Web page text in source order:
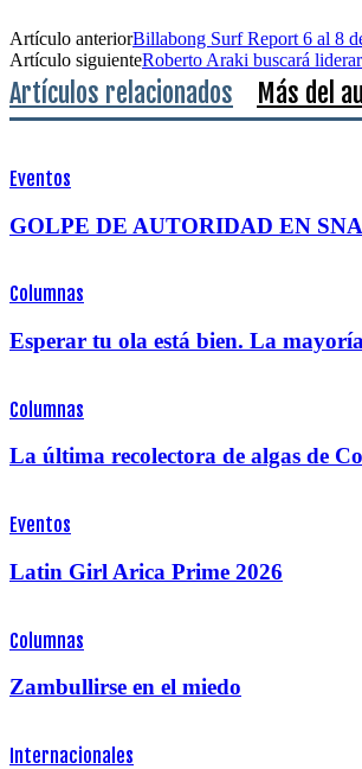
Artículo anteriorBillabong Surf Report 6 al 8
Artículo siguienteRoberto Araki buscará
Artículos relacionados Más del
Eventos
GOLPE DE AUTORIDAD EN
Columnas
Esperar tu ola está bien. La
Columnas
La última recolectora de algas de
Eventos
Latin Girl Arica Prime 2026
Columnas
Zambullirse en el miedo
Internacionales